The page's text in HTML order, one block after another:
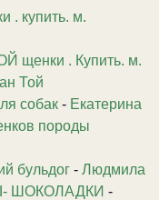
. купить. м.
щенки . Купить. м.
Той
собак - Екатерина
породы
бульдог - Людмила
ШОКОЛАДКИ -